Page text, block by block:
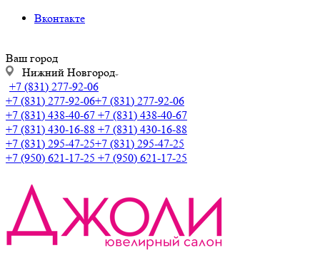
Вконтакте
Ваш город
Нижний Новгород
+7 (831) 277-92-06
+7 (831) 277-92-06+7 (831) 277-92-06
+7 (831) 438-40-67 +7 (831) 438-40-67
+7 (831) 430-16-88 +7 (831) 430-16-88
+7 (831) 295-47-25+7 (831) 295-47-25
+7 (950) 621-17-25 +7 (950) 621-17-25